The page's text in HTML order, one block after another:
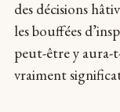
des décisions
les bouffées
peut-être y aura-
vraiment